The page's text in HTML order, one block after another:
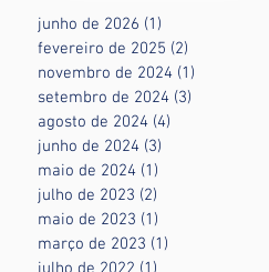
junho de 2026 (1)
fevereiro de 2025 (2)
novembro de 2024 (1)
setembro de 2024 (3)
agosto de 2024 (4)
junho de 2024 (3)
maio de 2024 (1)
julho de 2023 (2)
maio de 2023 (1)
março de 2023 (1)